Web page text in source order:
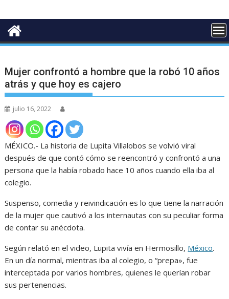
Mujer confrontó a hombre que la robó 10 años
atrás y que hoy es cajero
julio 16, 2022
MÉXICO.- La historia de Lupita Villalobos se volvió viral
después de que contó cómo se reencontró y confrontó a una
persona que la había robado hace 10 años cuando ella iba al
colegio.
Suspenso, comedia y reivindicación es lo que tiene la narración
de la mujer que cautivó a los internautas con su peculiar forma
de contar su anécdota.
Según relató en el video, Lupita vivía en Hermosillo, México.
En un día normal, mientras iba al colegio, o “prepa», fue
interceptada por varios hombres, quienes le querían robar
sus pertenencias.